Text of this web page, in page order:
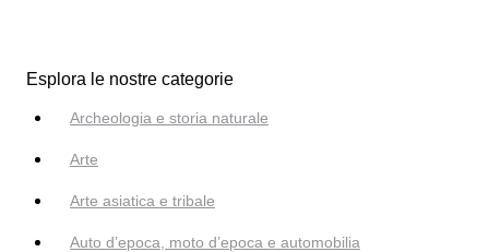
Esplora le nostre categorie
Archeologia e storia naturale
Arte
Arte asiatica e tribale
Auto d’epoca, moto d’epoca e automobilia